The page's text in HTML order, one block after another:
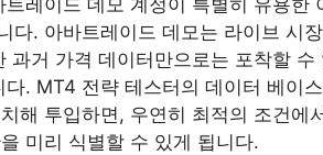
레이드 데모 계정이 특별히 유용한
다. 아바트레이드 데모는 라이브 시
거 가격 데이터만으로는 포착할 수
. MT4 전략 테스터의 데이터 베이
해 투입하면, 우연히 최적의 조건에
미리 식별할 수 있게 됩니다.